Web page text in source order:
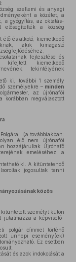
szellemi és anyagi
a közélet, a
a gyógyítás, az oktatás-
elősegítették a község
és alkotó, kiemelkedő
akik kimagasló
fejlesztése és
kifejtett kiemelkedő
tekintélyének
ki, további 1 személy
személyekre – minden
az újrónafői
megválasztott
(a továbbiakban:
élő nem újrónafői
hozzájárultak Újrónafő
emeléséhez, a
ki. A kitüntetendő
jogosultak tenni
közös
személyt külön
jutalmazza a képviselő-
polgár címmel történő
ünnepi esemény(ek)
Ez esetben
és azok indokolását a